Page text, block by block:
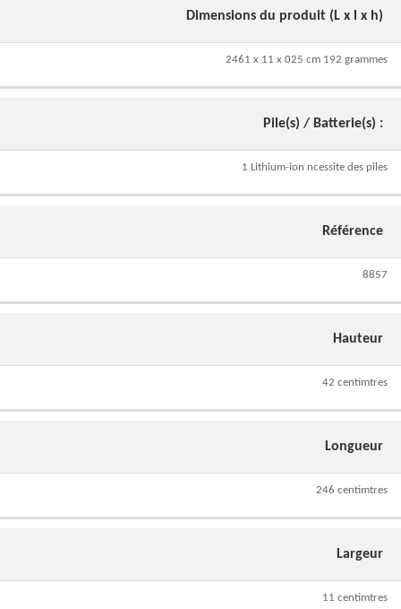
Dimensions du produit (L x l x h)
2461 x 11 x 025 cm 192 grammes
Pile(s) / Batterie(s) :
1 Lithium-ion ncessite des piles
Référence
8857
Hauteur
42 centimtres
Longueur
246 centimtres
Largeur
11 centimtres